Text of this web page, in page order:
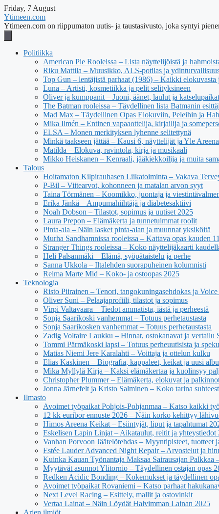
Friday, 7 August
Ytimeen.com
Ytimeen.com on riippumaton uutis- ja taustasivusto, joka syntyi
Politiikka
American Pie Rooleissa – Lista näyttelijöistä ja
Riku Mattila – Muusikko, ALS-potilas ja
Top Gun – lentäjistä parhaat (1986) – Kaikki
Luna – Artisti, kosmetiikka ja pelit selityksineen
Oliver ja kumppanit – Juoni, äänet, laulut ja katselupaikat
The Batman rooleissa – Täydellinen lista Batmanin
Mad Max – Täydellinen Opas Elokuviin, Peleihin ja
Mika Ilmén – Entinen vapaaottelija, kirjailija ja
ELSA – Monen merkityksen lyhenne selitettynä
Minkä taakseen jättää – Kausi 6, näyttelijät ja Yle Areena
Matilda – Elokuva, ravintola, kirja ja musikaali
Mikko Heiskanen – Kenraali, jääkiekkoilija ja muita
Talous
Hoitamaton Kilpirauhasen Liikatoiminta – Vakava
P-Bil – Viitearvot, kohonneen ja matalan arvon syyt
Taina Törmänen – Koomikko, juontaja ja
Erika Jänkä – Ampumahiihtäjä ja diabetesaktiivi
Noah Dobson – Tilastot, sopimus ja uutiset 2025
Laura Prepon – Elämäkerta ja tunnetuimmat roolit
Pinta-ala – Näin lasket pinta-alan ja muunnat yksiköitä
Murha Sandhamnissa rooleissa – Kattava opas kauden
Stranger Things rooleissa – Koko näyttelijäkaarti
Heli Palsanmäki – Elämä, syöpätaistelu ja perhe
Sanna Ukkola – Iltalehden suorapuheinen kolumnisti
Reima Marte Mid – Koko- ja ostoopas 2025
Teknologia
Risto Piirainen – Tenori, tangokuningasehdokas ja
Oliver Suni – Pelaajaprofiili, tilastot ja sopimus
Virpi Valtavaara – Tiedot ammatista, iästä ja perheestä
Sonja Saarikoski vanhemmat – Totuus perhetaustasta
Sonja Saarikosken vanhemmat – Totuus perhetaustasta
Zadig Voltaire Laukku – Hinnat, ostokanavat ja vertailu
Tommi Pärmäkoski lapsi – Totuus perheuutisista ja
Matias Niemi Jere Karalahti – Voittaja ja ottelun kulku
Elias Kaskinen – Biografia, kappaleet, keikat ja uusi
Mika Myllylä Kirja – Kaksi elämäkertaa ja kuolinsyy
Christopher Plummer – Elämäkerta, elokuvat ja
Jonna Järnefelt ja Kristo Salminen – Koko tarina
Ilmasto
Avoimet työpaikat Pohjois-Pohjanmaa – Katso kaikki
12 kk euribor ennuste 2026 – Näin korko kehittyy
Himos Areena Keikat – Esiintyjät, liput ja tapahtumat
Eskelisen Lapin Linjat – Aikataulut, reitit ja yhteystiedot
Vanhan Porvoon Jäätelötehdas – Myyntipisteet, tuotteet
Estée Lauder Advanced Night Repair – Arvostelut ja
Kuinka Kauan Työnantaja Maksaa Sairausajan Palkkaa
Myytävät asunnot Ylitornio – Täydellinen ostajan opas
Redken Acidic Bonding – Kokemukset ja täydellinen
Avoimet työpaikat Rovaniemi – Katso parhaat
Next Level Racing – Esittely, mallit ja ostovinkit
Vertaa Lainat – Näin Löydät Halvimman Lainan 2025
Arjen ilmiöt